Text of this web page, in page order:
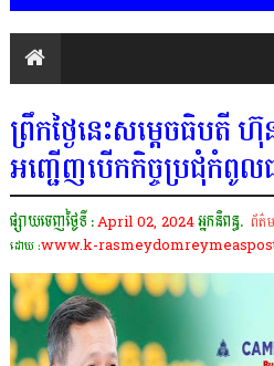
ព្រឹកថ្ងៃនេះសម្តេចធិបតី
អញ្ជើញបើកកិច្ចប្រជុំកំពូល
ផ្សាយចេញថ្ងៃទី :April 02, 2024អ្នកនិពន្ធ. ព័ត៌
ដោយ :www.k-